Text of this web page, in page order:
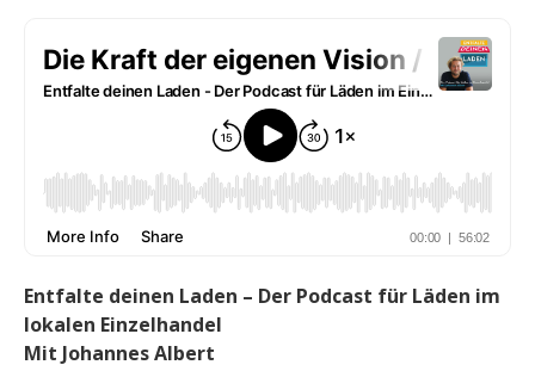
Entfalte deinen Laden – Der Podcast für Läden im
lokalen Einzelhandel
Mit Johannes Albert